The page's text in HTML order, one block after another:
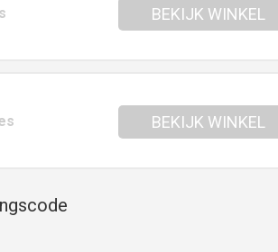
BEKIJK WINKEL
BEKIJK WINKEL